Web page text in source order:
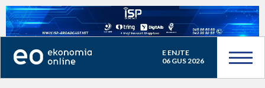
E ENJTE
06 GUS 2026